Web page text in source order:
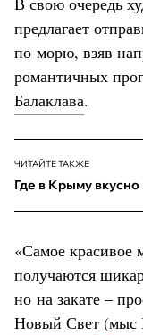
предлагает
по морю, взяв
романтичных
Балаклава.
ЧИТАЙТЕ ТАКЖЕ
Где в Крыму
«Самое красивое
получаются
но на закате –
Новый Свет (мыс